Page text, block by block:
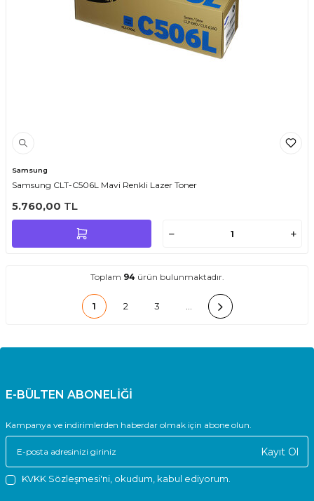
Samsung
Samsung CLT-C506L Mavi Renkli Lazer Toner
5.760,00 TL
Toplam 94 ürün bulunmaktadır.
1 2 3
E-BÜLTEN ABONELİĞİ
Kampanya ve indirimlerden haberdar olmak için abone olun.
Kayıt Ol
KVKK Sözleşmesi'ni , okudum, kabul ediyorum.